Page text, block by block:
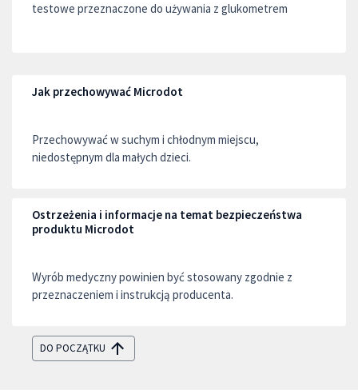
testowe przeznaczone do używania z glukometrem
Jak przechowywać Microdot
Przechowywać w suchym i chłodnym miejscu,
niedostępnym dla małych dzieci.
Ostrzeżenia i informacje na temat bezpieczeństwa
produktu Microdot
Wyrób medyczny powinien być stosowany zgodnie z
przeznaczeniem i instrukcją producenta.
DO POCZĄTKU